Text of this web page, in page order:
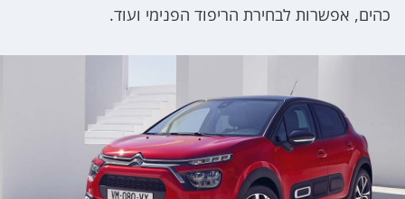
כהים, אפשרות לבחירת הריפוד הפנימי ועוד.